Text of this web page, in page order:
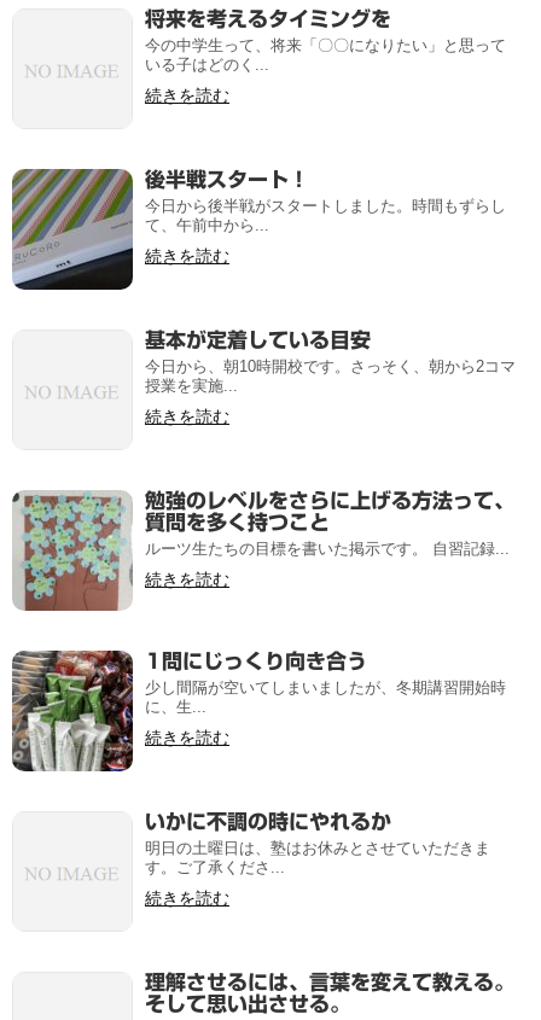
将来を考えるタイミングを
今の中学生って、将来「〇〇になりたい」と思って
いる子はどのく...
続きを読む
後半戦スタート！
今日から後半戦がスタートしました。時間もずらし
て、午前中から...
続きを読む
基本が定着している目安
今日から、朝10時開校です。さっそく、朝から2コマ
授業を実施...
続きを読む
勉強のレベルをさらに上げる方法って、
質問を多く持つこと
ルーツ生たちの目標を書いた掲示です。 自習記録...
続きを読む
1問にじっくり向き合う
少し間隔が空いてしまいましたが、冬期講習開始時
に、生...
続きを読む
いかに不調の時にやれるか
明日の土曜日は、塾はお休みとさせていただきま
す。ご了承くださ...
続きを読む
理解させるには、言葉を変えて教える。
そして思い出させる。